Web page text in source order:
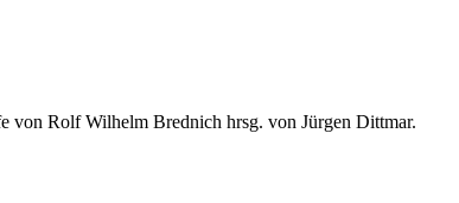
von Rolf Wilhelm Brednich hrsg. von Jürgen Dittmar.